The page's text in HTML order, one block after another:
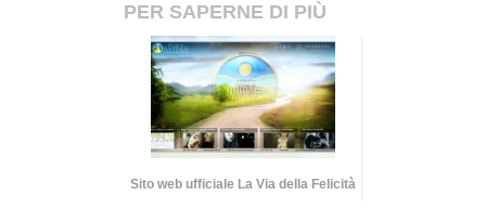
PER SAPERNE DI PIÙ
Sito web ufficiale La Via della Felicità